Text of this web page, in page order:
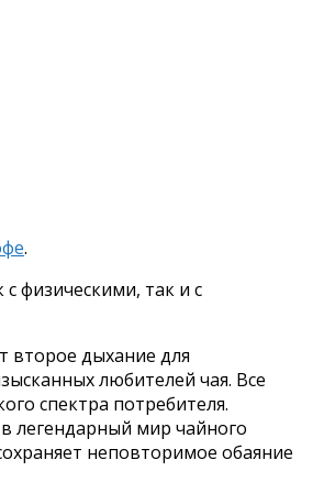
.
физическими, так и с
второе дыхание для
любителей чая. Все
спектра потребителя.
легендарный мир чайного
неповторимое обаяние